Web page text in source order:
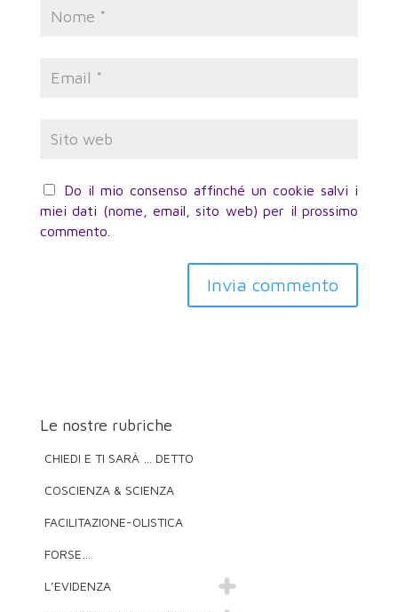
Do il mio consenso affinché un cookie salvi i
miei dati (nome, email, sito web) per il prossimo
commento.
Invia commento
Le nostre rubriche
CHIEDI E TI SARÀ … DETTO
COSCIENZA & SCIENZA
FACILITAZIONE-OLISTICA
FORSE…
L’EVIDENZA